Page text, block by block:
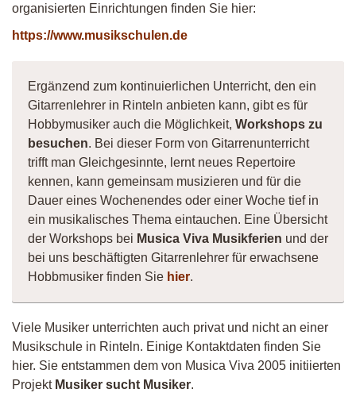
organisierten Einrichtungen finden Sie hier:
https://www.musikschulen.de
Ergänzend zum kontinuierlichen Unterricht, den ein
Gitarrenlehrer in Rinteln anbieten kann, gibt es für
Hobbymusiker auch die Möglichkeit, Workshops zu
besuchen. Bei dieser Form von Gitarrenunterricht
trifft man Gleichgesinnte, lernt neues Repertoire
kennen, kann gemeinsam musizieren und für die
Dauer eines Wochenendes oder einer Woche tief in
ein musikalisches Thema eintauchen. Eine Übersicht
der Workshops bei Musica Viva Musikferien und der
bei uns beschäftigten Gitarrenlehrer für erwachsene
Hobbmusiker finden Sie hier.
Viele Musiker unterrichten auch privat und nicht an einer
Musikschule in Rinteln. Einige Kontaktdaten finden Sie
hier. Sie entstammen dem von Musica Viva 2005 initiierten
Projekt Musiker sucht Musiker.